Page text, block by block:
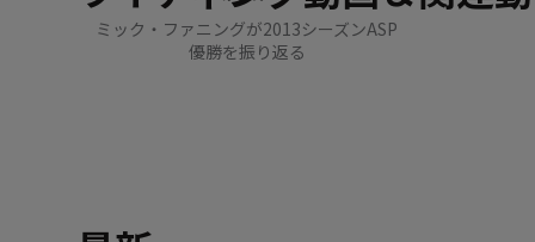
ミック・ファニングが2013シーズンASP
優勝を振り返る